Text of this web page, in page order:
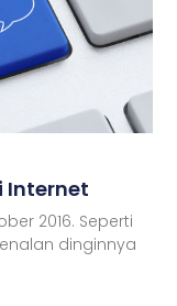
Internet
2016. Seperti
dinginnya